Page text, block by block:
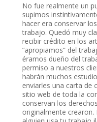
No fue realmente un
supimos
hacer era conservar
trabajo. Quedó muy
recibir crédito en los
“apropiamos” del
éramos dueño del
permiso a nuestros
habrán muchos
enviarles una carta de
sitio web de toda la
conservan los
originalmente crearon.